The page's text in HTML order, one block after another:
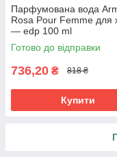
Парфумована вода
Rosa Pour Femme для
— edp 100 ml
Готово до відправки
736,20 ₴ 818 ₴
Купити